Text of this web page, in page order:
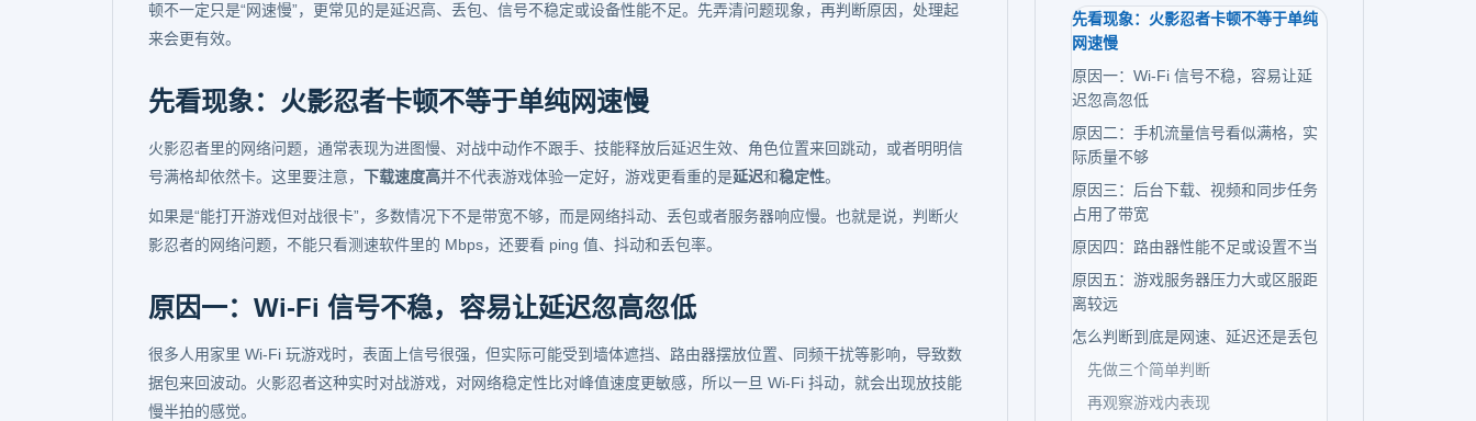
顿不一定只是“网速慢”，更常见的是延迟高、丢包、信号不稳定或设备性能不足。先弄清问题现象，再判断原因，处理起
来会更有效。
先看现象：火影忍者卡顿不等于单纯网速慢
火影忍者里的网络问题，通常表现为进图慢、对战中动作不跟手、技能释放后延迟生效、角色位置来回跳动，或者明明信
号满格却依然卡。这里要注意， 下载速度高并不代表游戏体验一定好，游戏更看重的是延迟和稳定性。
如果是“能打开游戏但对战很卡”，多数情况下不是带宽不够，而是网络抖动、丢包或者服务器响应慢。也就是说，判断火
影忍者的网络问题，不能只看测速软件里的 Mbps，还要看 ping 值、抖动和丢包率。
原因一：Wi-Fi 信号不稳，容易让延迟忽高忽低
很多人用家里 Wi-Fi 玩游戏时，表面上信号很强，但实际可能受到墙体遮挡、路由器摆放位置、同频干扰等影响，导致数
据包来回波动。火影忍者这种实时对战游戏，对网络稳定性比对峰值速度更敏感，所以一旦 Wi-Fi 抖动，就会出现放技能
慢半拍的感觉。
先看现象：火影忍者卡顿不等于单纯
网速慢
原因一：Wi-Fi 信号不稳，容易让延
迟忽高忽低
原因二：手机流量信号看似满格，实
际质量不够
原因三：后台下载、视频和同步任务
占用了带宽
原因四：路由器性能不足或设置不当
原因五：游戏服务器压力大或区服距
离较远
怎么判断到底是网速、延迟还是丢包
先做三个简单判断
再观察游戏内表现